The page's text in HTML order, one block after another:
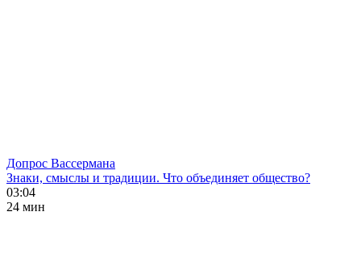
Допрос Вассермана
Знаки, смыслы и традиции. Что объединяет общество?
03:04
24 мин